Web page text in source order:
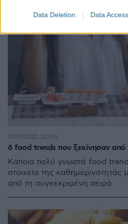
Data Deletion Data Access
6 food trends που ξεκίνησαν
Κάποια πολύ γνωστά food
στοιχεία της
από τη συγκεκριμένη σειρά
20.07.2021, 22:00